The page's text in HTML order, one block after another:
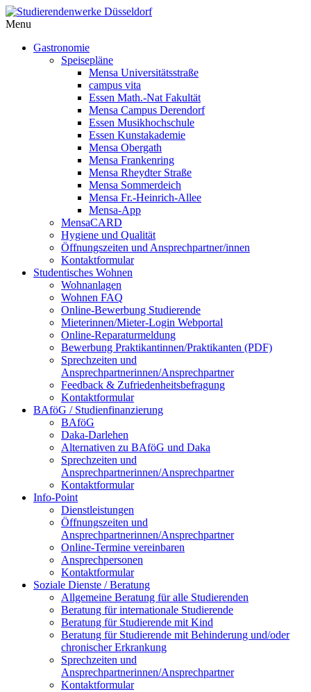
Menu
Gastronomie
Speisepläne
Mensa Universitätsstraße
campus vita
Essen Math.-Nat Fakultät
Mensa Campus Derendorf
Essen Musikhochschule
Essen Kunstakademie
Mensa Obergath
Mensa Frankenring
Mensa Rheydter Straße
Mensa Sommerdeich
Mensa Fr.-Heinrich-Allee
Mensa-App
MensaCARD
Hygiene und Qualität
Öffnungszeiten und Ansprechpartner/innen
Kontaktformular
Studentisches Wohnen
Wohnanlagen
Wohnen FAQ
Online-Bewerbung Studierende
Mieterinnen/Mieter-Login Webportal
Online-Reparaturmeldung
Bewerbung Praktikantinnen/Praktikanten (PDF)
Sprechzeiten und
Ansprechpartnerinnen/Ansprechpartner
Feedback & Zufriedenheitsbefragung
Kontaktformular
BAföG / Studienfinanzierung
BAföG
Daka-Darlehen
Alternativen zu BAföG und Daka
Sprechzeiten und
Ansprechpartnerinnen/Ansprechpartner
Kontaktformular
Info-Point
Dienstleistungen
Öffnungszeiten und
Ansprechpartnerinnen/Ansprechpartner
Online-Termine vereinbaren
Ansprechpersonen
Kontaktformular
Soziale Dienste / Beratung
Allgemeine Beratung für alle Studierenden
Beratung für internationale Studierende
Beratung für Studierende mit Kind
Beratung für Studierende mit Behinderung und/oder
chronischer Erkrankung
Sprechzeiten und
Ansprechpartnerinnen/Ansprechpartner
Kontaktformular